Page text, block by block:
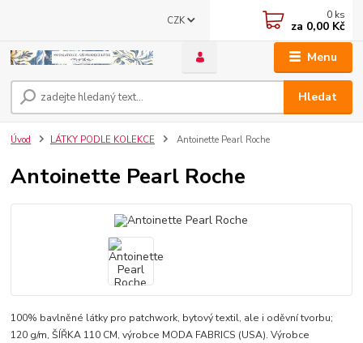
Menu
CZK
Hledat
0 ks
za 0,00 Kč
Úvod LÁTKY PODLE KOLEKCE Antoinette Pearl Roche
Antoinette Pearl Roche
100% bavlněné látky pro patchwork, bytový textil, ale i oděvní tvorbu;
120 g/m, ŠÍŘKA 110 CM, výrobce MODA FABRICS (USA). Výrobce